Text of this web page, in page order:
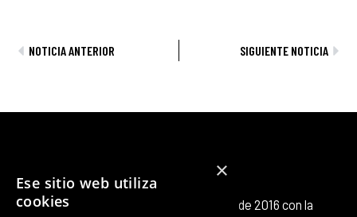
AntNOTICIA ANTERIOR SIGUIENTE NOTICIA
Octubre Producciones nace en octubre de 2016 con la
×
Ese sitio web utiliza
cookies